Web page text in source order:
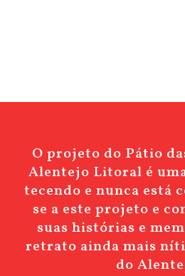
O projeto do Pátio
Alentejo Litoral é
tecendo e nunca está
se a este projeto e
suas histórias e
retrato ainda mais
do